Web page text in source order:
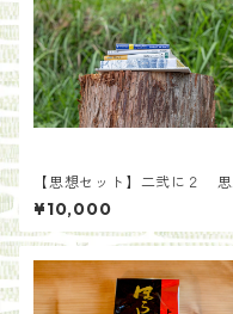
【思想セット】二弐に２ 思
い蠢く。二〇〇年後の土にな
る。/らくだ舎出帆室
¥10,000